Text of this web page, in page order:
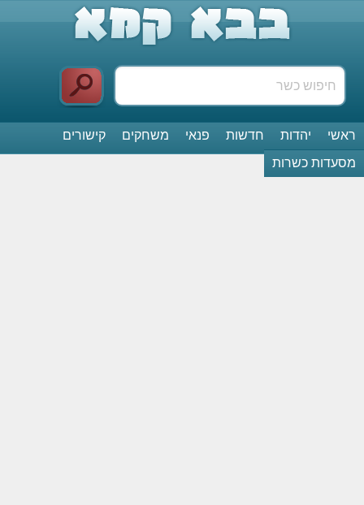
ראשי יהדות חדשות פנאי משחקים
קישורים
מסעדות כשרות